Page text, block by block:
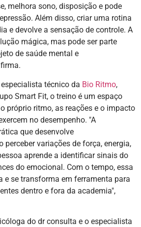
melhora sono, disposição e pode
Além disso, criar uma rotina
e devolve a sensação de controle. A
mágica, mas pode ser parte
de saúde mental e
técnico da Bio Ritmo,
Smart Fit, o treino é um espaço
próprio ritmo, as reações e o impacto
no desempenho. "A
que desenvolve
perceber variações de força, energia,
aprende a identificar sinais do
do emocional. Com o tempo, essa
e se transforma em ferramenta para
dentro e fora da academia",
do dr consulta e o especialista